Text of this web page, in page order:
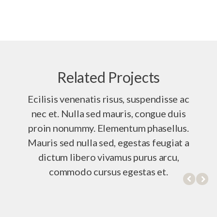
Related Projects
Ecilisis venenatis risus, suspendisse ac
nec et. Nulla sed mauris, congue duis
proin nonummy. Elementum phasellus.
Mauris sed nulla sed, egestas feugiat a
dictum libero vivamus purus arcu,
commodo cursus egestas et.